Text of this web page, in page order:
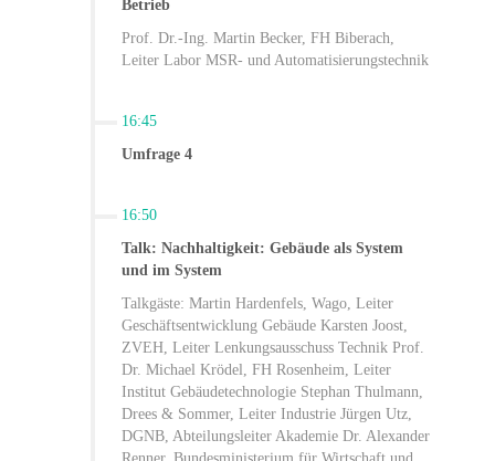
Betrieb
Prof. Dr.-Ing. Martin Becker, FH Biberach,
Leiter Labor MSR- und Automatisierungstechnik
16:45
Umfrage 4
16:50
Talk: Nachhaltigkeit: Gebäude als System
und im System
Talkgäste: Martin Hardenfels, Wago, Leiter
Geschäftsentwicklung Gebäude Karsten Joost,
ZVEH, Leiter Lenkungsausschuss Technik Prof.
Dr. Michael Krödel, FH Rosenheim, Leiter
Institut Gebäudetechnologie Stephan Thulmann,
Drees & Sommer, Leiter Industrie Jürgen Utz,
DGNB, Abteilungsleiter Akademie Dr. Alexander